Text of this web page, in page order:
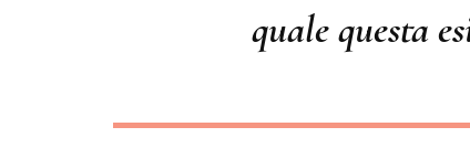
quale questa